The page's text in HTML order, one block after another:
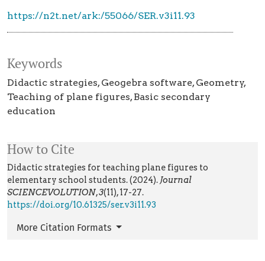
Keywords
Didactic strategies Geogebra software Geometry
Teaching of plane figures Basic secondary
education
https://n2t.net/ark:/55066/SER.v3i11.93
How to Cite
Didactic strategies for teaching plane figures to
elementary school students. (2024). Journal
SCIENCEVOLUTION,3(11), 17-27.
https://doi.org/10.61325/ser.v3i11.93
More Citation Formats